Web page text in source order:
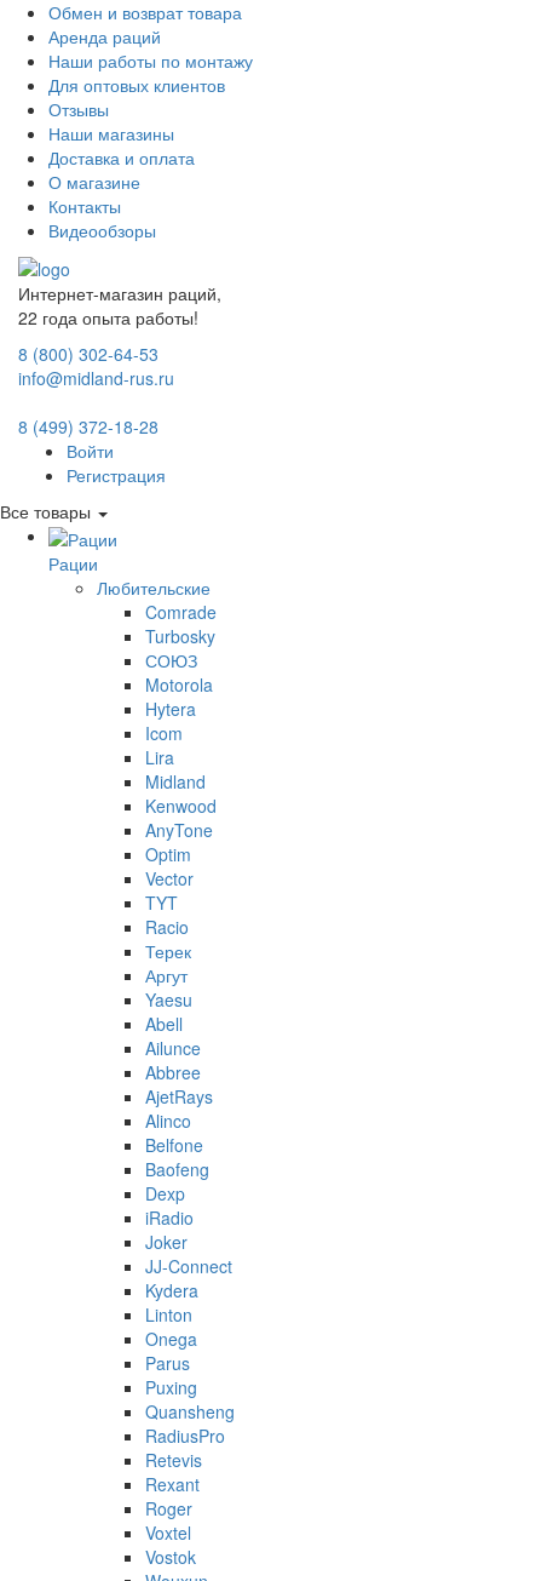
Обмен и возврат товара
Аренда раций
Наши работы по монтажу
Для оптовых клиентов
Отзывы
Наши магазины
Доставка и оплата
О магазине
Контакты
Видеообзоры
Интернет-магазин раций,
22 года опыта работы!
8 (800) 302-64-53
info@midland-rus.ru
8 (499) 372-18-28
Войти
Регистрация
Все товары
Рации
Любительские
Comrade
Turbosky
СОЮЗ
Motorola
Hytera
Icom
Lira
Midland
Kenwood
AnyTone
Optim
Vector
TYT
Racio
Терек
Аргут
Yaesu
Abell
Ailunce
Abbree
AjetRays
Alinco
Belfone
Baofeng
Dexp
iRadio
Joker
JJ-Connect
Kydera
Linton
Onega
Parus
Puxing
Quansheng
RadiusPro
Retevis
Rexant
Roger
Voxtel
Vostok